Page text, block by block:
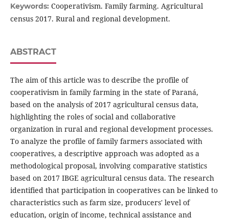
Keywords: Cooperativism. Family farming. Agricultural
census 2017. Rural and regional development.
ABSTRACT
The aim of this article was to describe the profile of
cooperativism in family farming in the state of Paraná,
based on the analysis of 2017 agricultural census data,
highlighting the roles of social and collaborative
organization in rural and regional development processes.
To analyze the profile of family farmers associated with
cooperatives, a descriptive approach was adopted as a
methodological proposal, involving comparative statistics
based on 2017 IBGE agricultural census data. The research
identified that participation in cooperatives can be linked to
characteristics such as farm size, producers' level of
education, origin of income, technical assistance and